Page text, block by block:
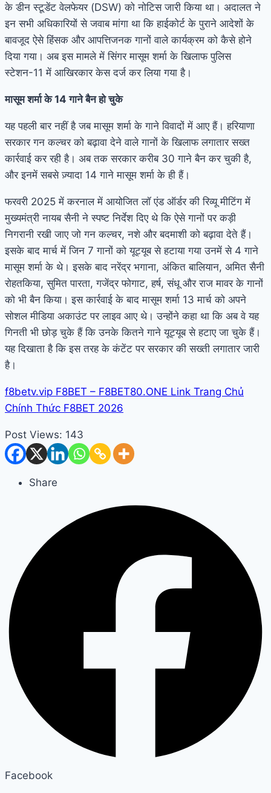
के डीन स्टूडेंट वेलफेयर (DSW) को नोटिस जारी किया था। अदालत ने
इन सभी अधिकारियों से जवाब मांगा था कि हाईकोर्ट के पुराने आदेशों के
बावजूद ऐसे हिंसक और आपत्तिजनक गानों वाले कार्यक्रम को कैसे होने
दिया गया। अब इस मामले में सिंगर मासूम शर्मा के खिलाफ पुलिस
स्टेशन-11 में आखिरकार केस दर्ज कर लिया गया है।
मासूम शर्मा के14 गाने बैन हो चुके
यह पहली बार नहीं है जब मासूम शर्मा के गाने विवादों में आए हैं। हरियाणा
सरकार गन कल्चर को बढ़ावा देने वाले गानों के खिलाफ लगातार सख्त
कार्रवाई कर रही है। अब तक सरकार करीब 30 गाने बैन कर चुकी है,
और इनमें सबसे ज़्यादा 14 गाने मासूम शर्मा के ही हैं।
फरवरी 2025 में करनाल में आयोजित लॉ एंड ऑर्डर की रिव्यू मीटिंग में
मुख्यमंत्री नायब सैनी ने स्पष्ट निर्देश दिए थे कि ऐसे गानों पर कड़ी
निगरानी रखी जाए जो गन कल्चर, नशे और बदमाशी को बढ़ावा देते हैं।
इसके बाद मार्च में जिन 7 गानों को यूट्यूब से हटाया गया उनमें से 4 गाने
मासूम शर्मा के थे। इसके बाद नरेंद्र भगाना, अंकित बालियान, अमित सैनी
रोहतकिया, सुमित पारता, गजेंद्र फोगाट, हर्ष, संधू और राज मावर के गानों
को भी बैन किया। इस कार्रवाई के बाद मासूम शर्मा 13 मार्च को अपने
सोशल मीडिया अकाउंट पर लाइव आए थे। उन्होंने कहा था कि अब वे यह
गिनती भी छोड़ चुके हैं कि उनके कितने गाने यूट्यूब से हटाए जा चुके हैं।
यह दिखाता है कि इस तरह के कंटेंट पर सरकार की सख्ती लगातार जारी
है।
f8betv.vip F8BET – F8BET80.ONE Link Trang Chủ
Chính Thức F8BET 2026
Post Views: 143
Share
Facebook